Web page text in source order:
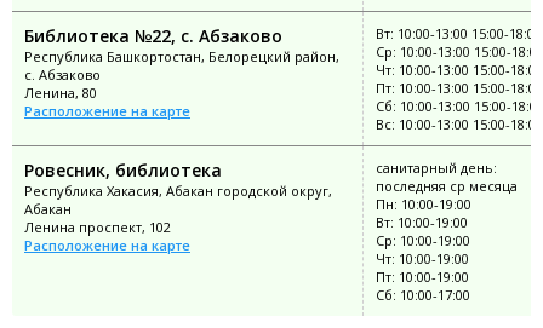
Библиотека №22, с. Абзаково
Республика Башкортостан, Белорецкий район,
с. Абзаково
Ленина, 80
Расположение на карте
Вт: 10:00-13:00 15:00-18:00
Ср: 10:00-13:00 15:00-18:00
Чт: 10:00-13:00 15:00-18:00
Пт: 10:00-13:00 15:00-18:00
Сб: 10:00-13:00 15:00-18:00
Вс: 10:00-13:00 15:00-18:00
Ровесник, библиотека
Республика Хакасия, Абакан городской округ,
Абакан
Ленина проспект, 102
Расположение на карте
санитарный день:
последняя ср месяца
Пн: 10:00-19:00
Вт: 10:00-19:00
Ср: 10:00-19:00
Чт: 10:00-19:00
Пт: 10:00-19:00
Сб: 10:00-17:00